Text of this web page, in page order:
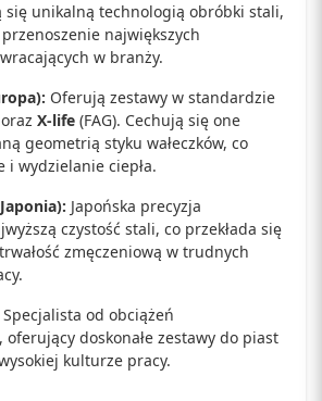
się unikalną technologią obróbki stali,
największych
w branży.
Oferują zestawy w standardzie
X-life (FAG). Cechują się one
geometrią styku wałeczków, co
i wydzielanie ciepła.
Japońska precyzja
czystość stali, co przekłada się
zmęczeniową w trudnych
Specjalista od obciążeń
doskonałe zestawy do piast
kulturze pracy.